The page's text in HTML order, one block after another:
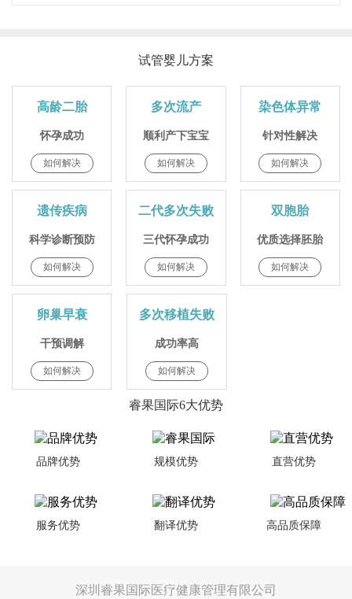
试管婴儿方案
高龄二胎
怀孕成功
如何解决
多次流产
顺利产下宝宝
如何解决
染色体异常
针对性解决
如何解决
遗传疾病
科学诊断预防
如何解决
二代多次失败
三代怀孕成功
如何解决
双胞胎
优质选择胚胎
如何解决
卵巢早衰
干预调解
如何解决
多次移植失败
成功率高
如何解决
睿果国际6大优势
品牌优势 规模优势 直营优势
服务优势 翻译优势 高品质保障
深圳睿果国际医疗健康管理有限公司